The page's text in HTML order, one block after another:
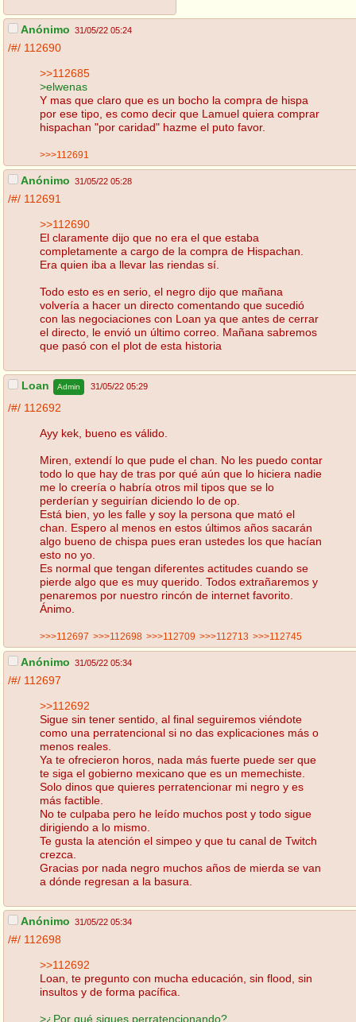
Anónimo 31/05/22 05:24
/#/ 112690
>>112685
>elwenas
Y mas que claro que es un bocho la compra de hispa
por ese tipo, es como decir que Lamuel quiera comprar
hispachan "por caridad" hazme el puto favor.
>>>112691
Anónimo 31/05/22 05:28
/#/ 112691
>>112690
El claramente dijo que no era el que estaba
completamente a cargo de la compra de Hispachan.
Era quien iba a llevar las riendas sí.
Todo esto es en serio, el negro dijo que mañana
volvería a hacer un directo comentando que sucedió
con las negociaciones con Loan ya que antes de cerrar
el directo, le envió un último correo. Mañana sabremos
que pasó con el plot de esta historia
Loan Admin 31/05/22 05:29
/#/ 112692
Ayy kek, bueno es válido.
Miren, extendí lo que pude el chan. No les puedo contar
todo lo que hay de tras por qué aún que lo hiciera nadie
me lo creería o habría otros mil tipos que se lo
perderían y seguirían diciendo lo de op.
Está bien, yo les falle y soy la persona que mató el
chan. Espero al menos en estos últimos años sacarán
algo bueno de chispa pues eran ustedes los que hacían
esto no yo.
Es normal que tengan diferentes actitudes cuando se
pierde algo que es muy querido. Todos extrañaremos y
penaremos por nuestro rincón de internet favorito.
Ánimo.
>>>112697 >>>112698 >>>112709 >>>112713 >>>112745
Anónimo 31/05/22 05:34
/#/ 112697
>>112692
Sigue sin tener sentido, al final seguiremos viéndote
como una perratencional si no das explicaciones más o
menos reales.
Ya te ofrecieron horos, nada más fuerte puede ser que
te siga el gobierno mexicano que es un memechiste.
Solo dinos que quieres perratencionar mi negro y es
más factible.
No te culpaba pero he leído muchos post y todo sigue
dirigiendo a lo mismo.
Te gusta la atención el simpeo y que tu canal de Twitch
crezca.
Gracias por nada negro muchos años de mierda se van
a dónde regresan a la basura.
Anónimo 31/05/22 05:34
/#/ 112698
>>112692
Loan, te pregunto con mucha educación, sin flood, sin
insultos y de forma pacífica.
>¿Por qué sigues perratencionando?